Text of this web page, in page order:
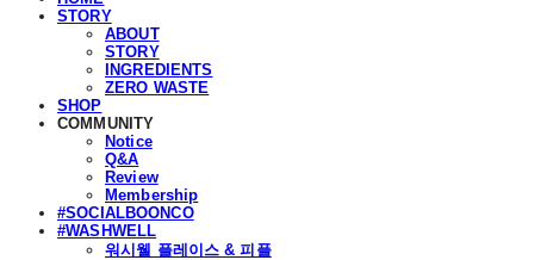
STORY
ABOUT
STORY
INGREDIENTS
ZERO WASTE
SHOP
COMMUNITY
Notice
Q&A
Review
Membership
#SOCIALBOONCO
#WASHWELL
워시웰 플레이스 & 피플